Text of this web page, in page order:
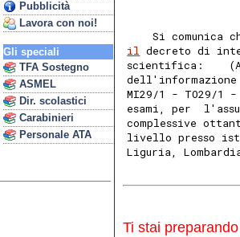
Pubblicità
Lavora con noi!
Gli speciali
TFA Sostegno
ASMEL
Dir. scolastici
Carabinieri
Personale ATA
Si comunica
il decreto di
scientifica:
MI29/1 - TO29/
esami, per
complessive
livello presso
Liguria,
Ti stai